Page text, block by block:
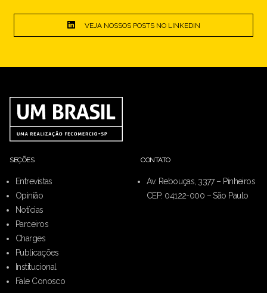
VEJA NOSSOS POSTS NO LINKEDIN
SEÇÕES
Entrevistas
Opinião
Notícias
Parceiros
Charges
Publicações
Institucional
Fale Conosco
CONTATO
Av. Rebouças, 3377 – Pinheiros
CEP: 04122-000 – São Paulo